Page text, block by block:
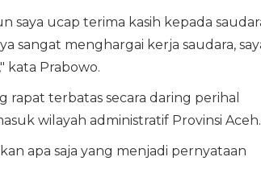
saya ucap terima kasih kepada
sangat menghargai kerja saudara,
kata Prabowo.
terbatas secara daring perihal
wilayah administratif Provinsi Aceh.
apa saja yang menjadi pernyataan